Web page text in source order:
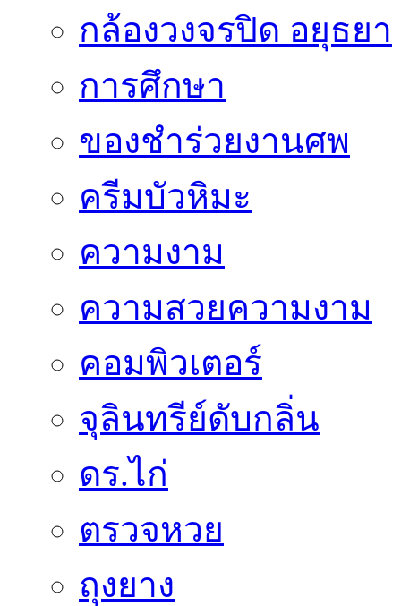
กล้องวงจรปิด อยุธยา
การศึกษา
ของชำร่วยงานศพ
ครีมบัวหิมะ
ความงาม
ความสวยความงาม
คอมพิวเตอร์
จุลินทรีย์ดับกลิ่น
ดร.ไก่
ตรวจหวย
ถุงยาง